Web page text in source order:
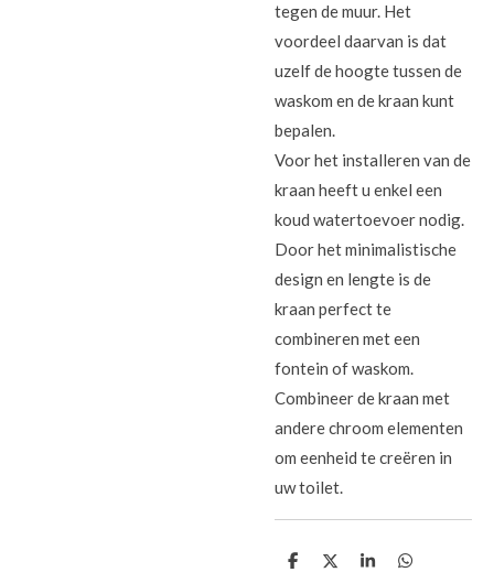
tegen de muur. Het
voordeel daarvan is dat
uzelf de hoogte tussen de
waskom en de kraan kunt
bepalen.
Voor het installeren van de
kraan heeft u enkel een
koud watertoevoer nodig.
Door het minimalistische
design en lengte is de
kraan perfect te
combineren met een
fontein of waskom.
Combineer de kraan met
andere chroom elementen
om eenheid te creëren in
uw toilet.
D
D
S
D